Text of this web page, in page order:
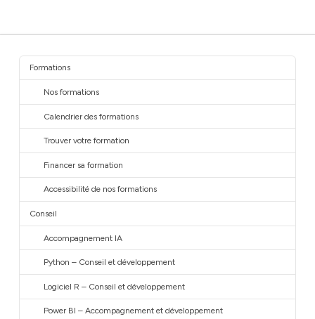
Formations
Nos formations
Calendrier des formations
Trouver votre formation
Financer sa formation
Accessibilité de nos formations
Conseil
Accompagnement IA
Python – Conseil et développement
Logiciel R – Conseil et développement
Power BI – Accompagnement et développement